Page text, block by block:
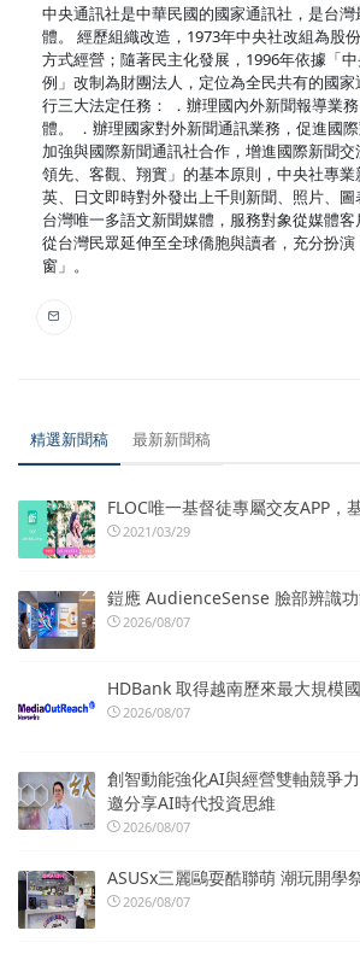
中央通訊社是中華民國的國家通訊社，是台
體。 經歷組織改造，1973年中央社改組為股
方式經營；隨著民主化發展，1996年依據「
例」改制為財團法人，定位為全民共有的國
行三大法定任務： ．辦理國內外新聞報導業
體。 ．辦理國家對外新聞通訊業務，促進國
加強與國際新聞通訊社合作，增進國際新聞交
領先、客觀、翔實」的基本原則，中央社專業
英、日文即時對外發出上千則新聞、照片、
台灣唯一多語文新聞媒體，服務對象從媒體客
從台灣民眾延伸至全球僑胞與讀者，充分扮
窗」。
精選新聞稿 最新新聞稿
FLOC唯一基督徒專屬交友APP，
2021/03/29
鎧應 AudienceSense 臉部辨識
2026/08/07
HDBank 取得越南歷來最大規模
2026/08/07
創智動能強化AI與經營雙軸競爭
邀分享AI時代投資思維
2026/08/07
ASUSx三麗鷗耍酷聯萌 潮玩開學
2026/08/07